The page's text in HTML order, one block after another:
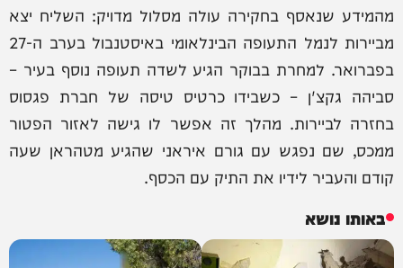
מהמידע שנאסף בחקירה עולה מסלול מדויק: השליח יצא
מביירות לנמל התעופה הבינלאומי באיסטנבול בערב ה-27
בפברואר. למחרת בבוקר הגיע לשדה תעופה נוסף בעיר –
סביהה גקצ'ן – כשבידו כרטיס טיסה של חברת פגסוס
בחזרה לביירות. מהלך זה אפשר לו גישה לאזור הפטור
ממכס, שם נפגש עם גורם איראני שהגיע מטהראן שעה
קודם והעביר לידיו את התיק עם הכסף.
באותו נושא